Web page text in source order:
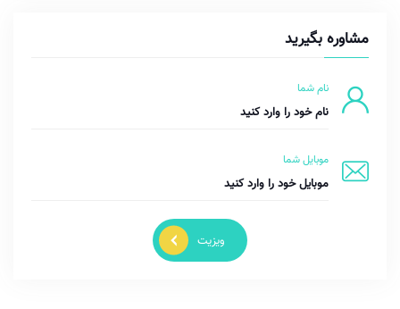
مشاوره بگیرید
نام شما
موبایل شما
ویزیت